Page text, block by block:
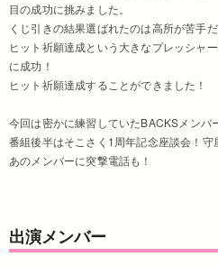
目の成功に挑みました。
くじ引きの結果選ばれたのは高所が苦手
ヒット祈願達成という大きなプレッシャ
に成功！
ヒット祈願達成することができました！
今回は密かに練習していたBACKSメンバ
番組後半はそこさく1周年記念座談会！守
あのメンバーに突撃電話も！
出演メンバー